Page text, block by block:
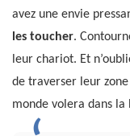
avez une envie
les toucher.
leur chariot. Et
de traverser leur
monde volera dans la